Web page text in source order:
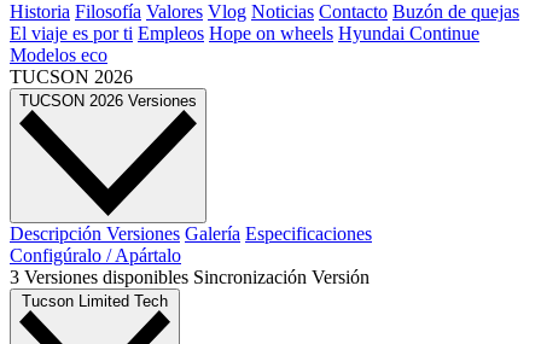
Historia Filosofía Valores Vlog Noticias Contacto Buzón de quejas
El viaje es por ti Empleos Hope on wheels Hyundai Continue
Modelos eco
TUCSON 2026
TUCSON 2026 Versiones
Descripción Versiones Galería Especificaciones
Configúralo / Apártalo
3 Versiones disponibles Sincronización Versión
Tucson Limited Tech